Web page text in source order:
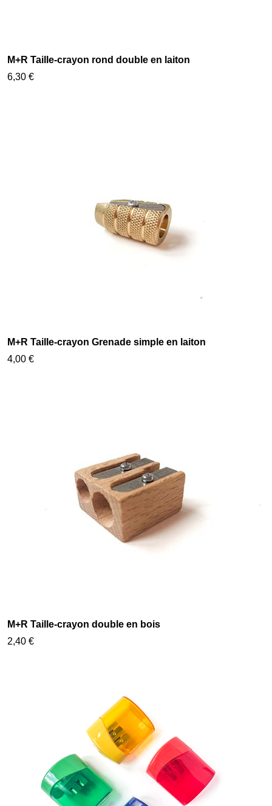
M+R Taille-crayon rond double en laiton
6,30 €
M+R Taille-crayon Grenade simple en laiton
4,00 €
M+R Taille-crayon double en bois
2,40 €